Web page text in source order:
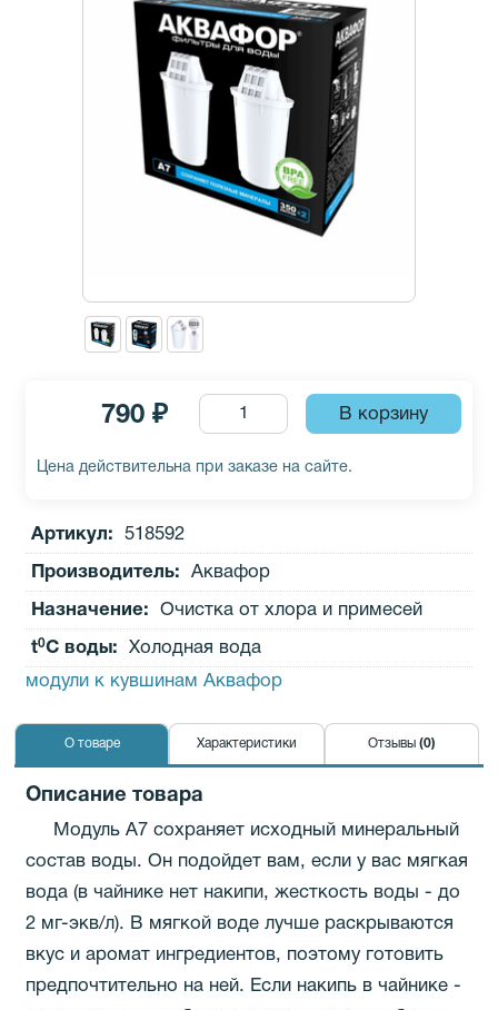
790 ₽
Цена действительна при заказе на сайте.
Артикул: 518592
Производитель: Аквафор
Назначение: Очистка от хлора и примесей
t0C воды:
Холодная вода
модули к кувшинам Аквафор
О товаре Характеристики Отзывы (0)
Описание товара
Модуль А7 сохраняет исходный минеральный
состав воды. Он подойдет вам, если у вас мягкая
вода (в чайнике нет накипи, жесткость воды - до
2 мг-экв/л). В мягкой воде лучше раскрываются
вкус и аромат ингредиентов, поэтому готовить
предпочтительно на ней. Если накипь в чайнике -